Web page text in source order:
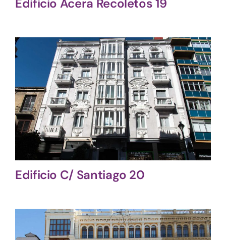
Edificio Acera Recoletos 19
Edificio C/ Santiago 20